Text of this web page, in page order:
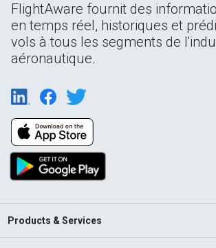
FlightAware fournit des
en temps réel, historiques et
vols à tous les segments de
aéronautique.
Products & Services